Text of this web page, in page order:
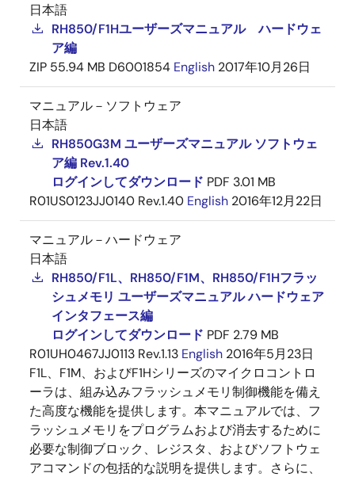
日本語
RH850/F1Hユーザーズマニュアル ハードウェ
ア編
ZIP 55.94 MB D6001854 English 2017年10月26日
マニュアル－ソフトウェア
日本語
RH850G3M ユーザーズマニュアル ソフトウェ
ア編 Rev.1.40
ログインしてダウンロード PDF 3.01 MB
R01US0123JJ0140 Rev.1.40 English 2016年12月22日
マニュアル－ハードウェア
日本語
RH850/F1L、RH850/F1M、RH850/F1Hフラッ
シュメモリ ユーザーズマニュアル ハードウェア
インタフェース編
ログインしてダウンロード PDF 2.79 MB
R01UH0467JJ0113 Rev.1.13 English 2016年5月23日
F1L、F1M、およびF1Hシリーズのマイクロコントロ
ーラは、組み込みフラッシュメモリ制御機能を備え
た高度な機能を提供します。本マニュアルでは、フ
ラッシュメモリをプログラムおよび消去するために
必要な制御ブロック、レジスタ、およびソフトウェ
アコマンドの包括的な説明を提供します。さらに、